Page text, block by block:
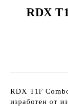
RDX
RDX T1F
изработен от